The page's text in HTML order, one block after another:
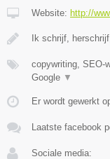
Website: http://
Ik schrijf,
copywriting, SEO-
Google ▼
Er wordt gewerkt
Laatste facebook
Sociale media: